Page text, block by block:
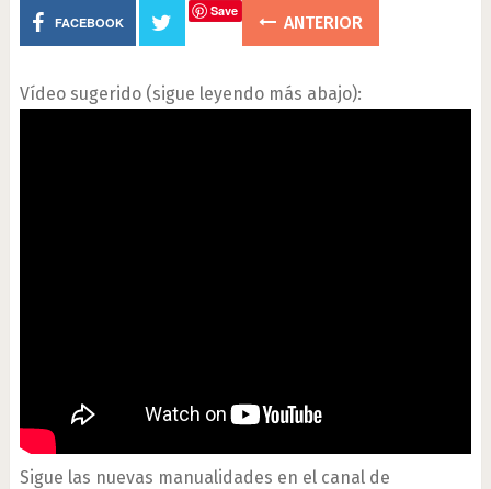
FACEBOOK
Save
ANTERIOR
Vídeo sugerido (sigue leyendo más abajo):
Sigue las nuevas manualidades en el canal de